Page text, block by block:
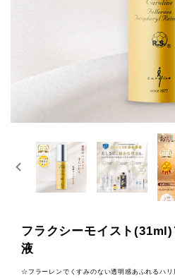
フラクシーモイスト
液
☆フラーレンでくすみのない透明感あふれるハリ